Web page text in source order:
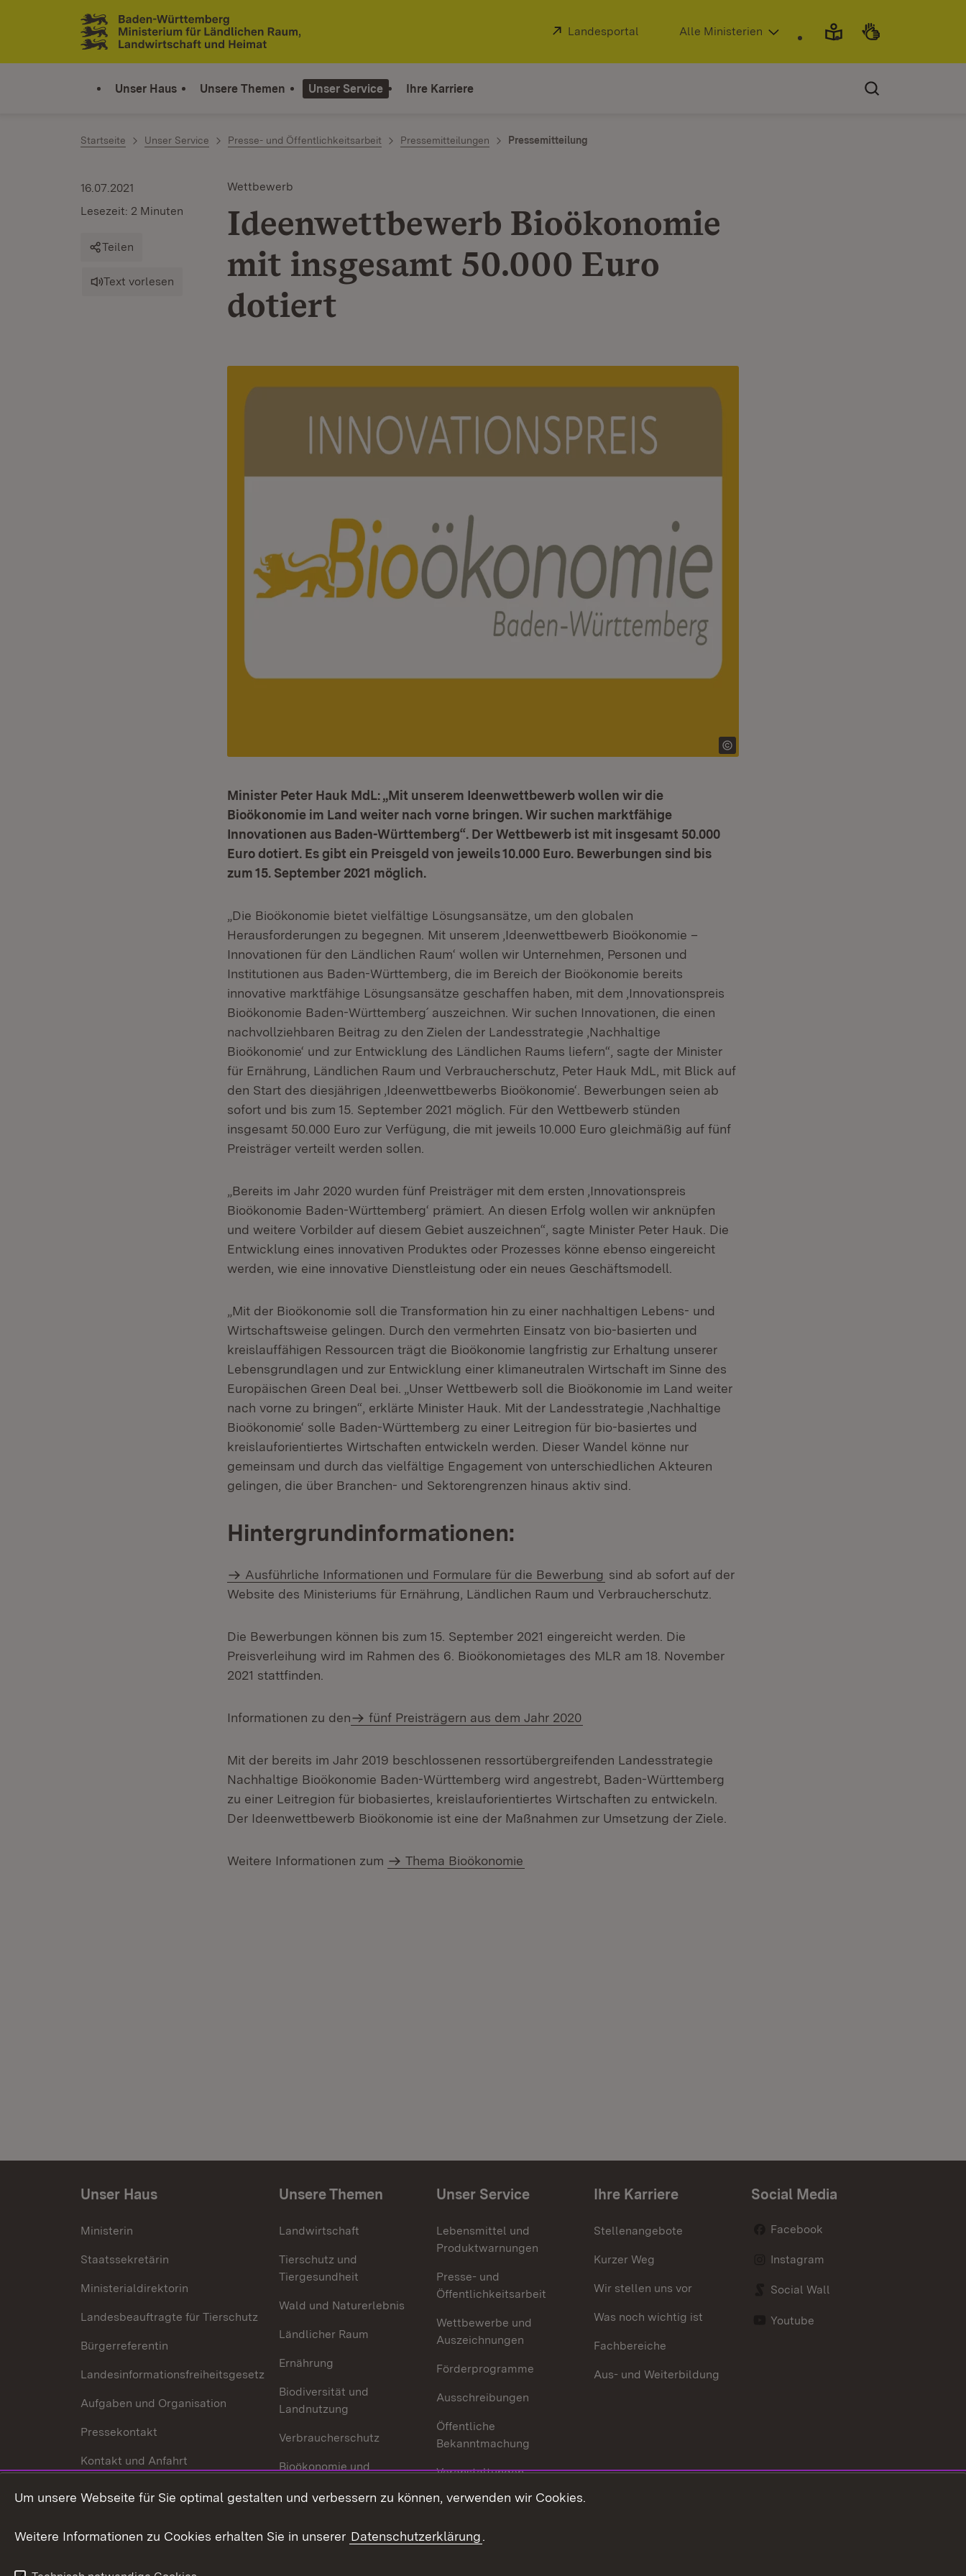
Zum Inhalt springen
Link zur Startseite
Extern:
Landesportal (Öffnet in neuem Fenster)
Alle Ministerien
Unser Haus Unsere Themen Unser Service Ihre Karriere
Startseite Unser Service Presse- und Öffentlichkeitsarbeit Pressemitteilungen Pressemitteilung
Wettbewerb
Ideenwettbewerb Bioökonomie
mit insgesamt 50.000 Euro
dotiert
16.07.2021
Lesezeit: 2 Minuten
Teilen
Text vorlesen
Minister Peter Hauk MdL: „Mit unserem Ideenwettbewerb wollen wir die
Bioökonomie im Land weiter nach vorne bringen. Wir suchen marktfähige
Innovationen aus Baden-Württemberg“. Der Wettbewerb ist mit insgesamt 50.000
Euro dotiert. Es gibt ein Preisgeld von jeweils 10.000 Euro. Bewerbungen sind bis
zum 15. September 2021 möglich.
„Die Bioökonomie bietet vielfältige Lösungsansätze, um den globalen
Herausforderungen zu begegnen. Mit unserem ‚Ideenwettbewerb Bioökonomie –
Innovationen für den Ländlichen Raum‘ wollen wir Unternehmen, Personen und
Institutionen aus Baden-Württemberg, die im Bereich der Bioökonomie bereits
innovative marktfähige Lösungsansätze geschaffen haben, mit dem ‚Innovationspreis
Bioökonomie Baden-Württemberg´ auszeichnen. Wir suchen Innovationen, die einen
nachvollziehbaren Beitrag zu den Zielen der Landesstrategie ‚Nachhaltige
Bioökonomie‘ und zur Entwicklung des Ländlichen Raums liefern“, sagte der Minister
für Ernährung, Ländlichen Raum und Verbraucherschutz, Peter Hauk MdL, mit Blick auf
den Start des diesjährigen ‚Ideenwettbewerbs Bioökonomie‘. Bewerbungen seien ab
sofort und bis zum 15. September 2021 möglich. Für den Wettbewerb stünden
insgesamt 50.000 Euro zur Verfügung, die mit jeweils 10.000 Euro gleichmäßig auf fünf
Preisträger verteilt werden sollen.
„Bereits im Jahr 2020 wurden fünf Preisträger mit dem ersten ‚Innovationspreis
Bioökonomie Baden-Württemberg‘ prämiert. An diesen Erfolg wollen wir anknüpfen
und weitere Vorbilder auf diesem Gebiet auszeichnen“, sagte Minister Peter Hauk. Die
Entwicklung eines innovativen Produktes oder Prozesses könne ebenso eingereicht
werden, wie eine innovative Dienstleistung oder ein neues Geschäftsmodell.
„Mit der Bioökonomie soll die Transformation hin zu einer nachhaltigen Lebens- und
Wirtschaftsweise gelingen. Durch den vermehrten Einsatz von bio-basierten und
kreislauffähigen Ressourcen trägt die Bioökonomie langfristig zur Erhaltung unserer
Lebensgrundlagen und zur Entwicklung einer klimaneutralen Wirtschaft im Sinne des
Europäischen Green Deal bei. „Unser Wettbewerb soll die Bioökonomie im Land weiter
nach vorne zu bringen“, erklärte Minister Hauk. Mit der Landesstrategie ‚Nachhaltige
Bioökonomie‘ solle Baden-Württemberg zu einer Leitregion für bio-basiertes und
kreislauforientiertes Wirtschaften entwickeln werden. Dieser Wandel könne nur
gemeinsam und durch das vielfältige Engagement von unterschiedlichen Akteuren
gelingen, die über Branchen- und Sektorengrenzen hinaus aktiv sind.
Hintergrundinformationen:
Ausführliche Informationen und Formulare für die Bewerbung sind ab sofort auf der
Website des Ministeriums für Ernährung, Ländlichen Raum und Verbraucherschutz.
Die Bewerbungen können bis zum 15. September 2021 eingereicht werden. Die
Preisverleihung wird im Rahmen des 6. Bioökonomietages des MLR am 18. November
2021 stattfinden.
Informationen zu den fünf Preisträgern aus dem Jahr 2020
Mit der bereits im Jahr 2019 beschlossenen ressortübergreifenden Landesstrategie
Nachhaltige Bioökonomie Baden-Württemberg wird angestrebt, Baden-Württemberg
zu einer Leitregion für biobasiertes, kreislauforientiertes Wirtschaften zu entwickeln.
Der Ideenwettbewerb Bioökonomie ist eine der Maßnahmen zur Umsetzung der Ziele.
Weitere Informationen zum Thema Bioökonomie
Unser Haus
Ministerin
Staatssekretärin
Ministerialdirektorin
Landesbeauftragte für Tierschutz
Bürgerreferentin
Landesinformationsfreiheitsgesetz
Aufgaben und Organisation
Pressekontakt
Kontakt und Anfahrt
Unsere Themen
Landwirtschaft
Tierschutz und
Tiergesundheit
Wald und Naturerlebnis
Ländlicher Raum
Ernährung
Biodiversität und
Landnutzung
Verbraucherschutz
Bioökonomie und
Unser Service
Lebensmittel und
Produktwarnungen
Presse- und
Öffentlichkeitsarbeit
Wettbewerbe und
Auszeichnungen
Förderprogramme
Ausschreibungen
Öffentliche
Bekanntmachung
Veranstaltungen
Mediathek
Publikationen
Ihre Karriere
Stellenangebote
Kurzer Weg
Wir stellen uns vor
Was noch wichtig ist
Fachbereiche
Aus- und Weiterbildung
Social Media
Facebook
Instagram
Social Wall
Youtube
Um unsere Webseite für Sie optimal gestalten und verbessern zu können, verwenden wir Cookies.
Weitere Informationen zu Cookies erhalten Sie in unserer Datenschutzerklärung.